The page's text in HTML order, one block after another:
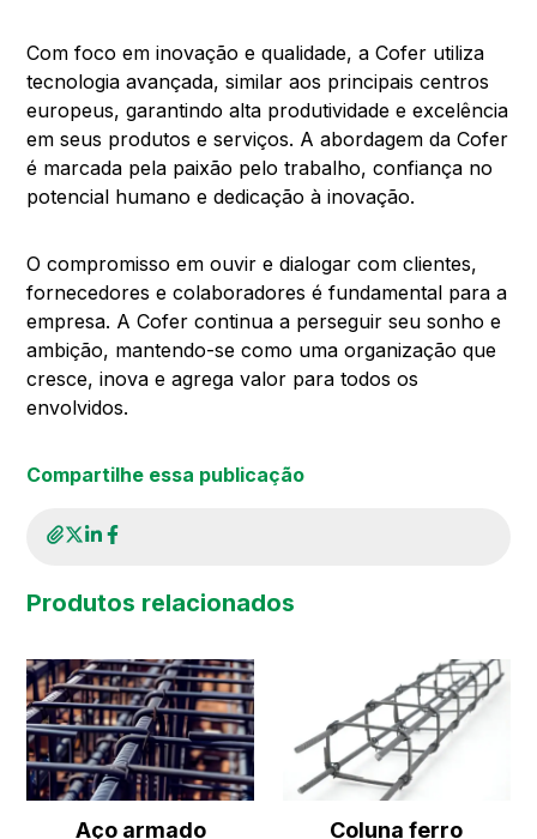
Com foco em inovação e qualidade, a Cofer utiliza
tecnologia avançada, similar aos principais centros
europeus, garantindo alta produtividade e excelência
em seus produtos e serviços. A abordagem da Cofer
é marcada pela paixão pelo trabalho, confiança no
potencial humano e dedicação à inovação.
O compromisso em ouvir e dialogar com clientes,
fornecedores e colaboradores é fundamental para a
empresa. A Cofer continua a perseguir seu sonho e
ambição, mantendo-se como uma organização que
cresce, inova e agrega valor para todos os
envolvidos.
Compartilhe essa publicação
Produtos relacionados
Aço armado Coluna ferro